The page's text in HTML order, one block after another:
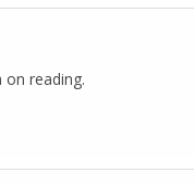
reading.